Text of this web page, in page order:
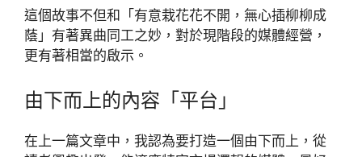
這個故事不但和「有意栽花花不開，無心插柳柳成
蔭」有著異曲同工之妙，對於現階段的媒體經營，
更有著相當的啟示。
由下而上的內容「平台」
在上一篇文章中，我認為要打造一個由下而上，從